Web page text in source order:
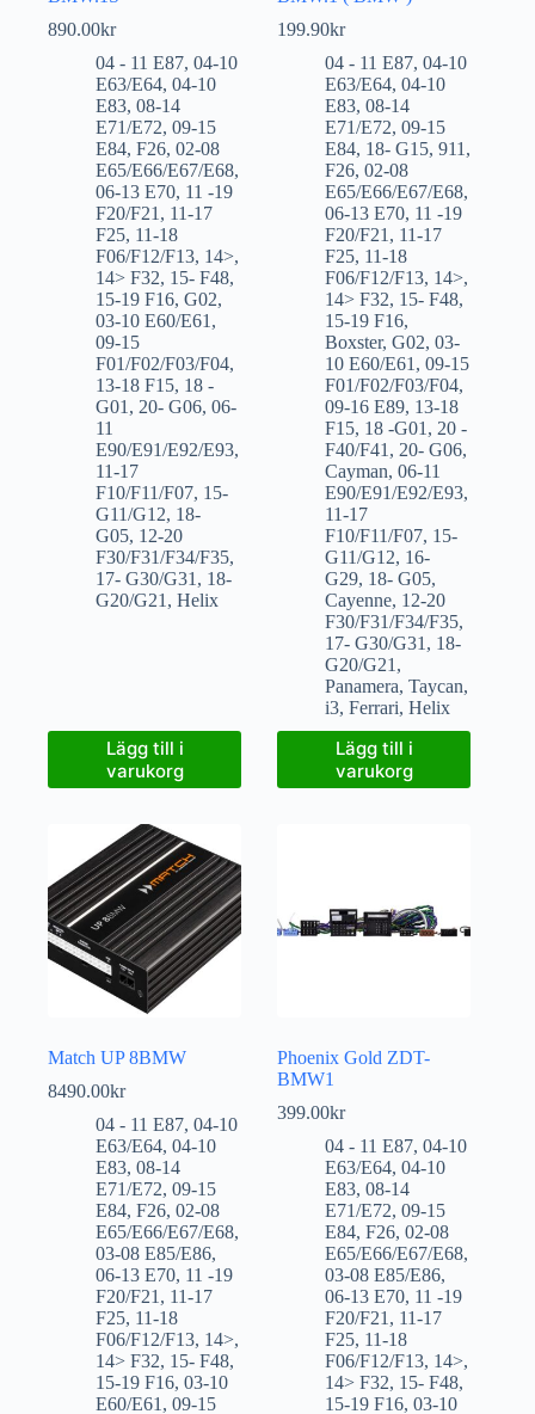
890.00kr
04 - 11 E87, 04-10
E63/E64, 04-10
E83, 08-14
E71/E72, 09-15
E84, F26, 02-08
E65/E66/E67/E68,
06-13 E70, 11 -19
F20/F21 , 11-17
F25, 11-18
F06/F12/F13, 14>,
14> F32, 15- F48,
15-19 F16, G02,
03-10 E60/E61 ,
09-15
F01/F02/F03/F04,
13-18 F15, 18 -
G01 , 20- G06, 06-
11
E90/E91/E92/E93,
11-17
F10/F11/F07, 15-
G11/G12, 18-
G05, 12-20
F30/F31/F34/F35,
17- G30/G31 , 18-
G20/G21 , Helix
Lägg till i
varukorg
199.90kr
04 - 11 E87,04-10
E63/E64,04-10
E83,08-14
E71/E72,09-15
E84, 18- G15,911 ,
F26,02-08
E65/E66/E67/E68,
06-13 E70, 11 -19
F20/F21 , 11-17
F25, 11-18
F06/F12/F13, 14>,
14> F32, 15- F48,
15-19 F16,
Boxster,G02,03-
10 E60/E61 ,09-15
F01/F02/F03/F04,
09-16 E89, 13-18
F15, 18 -G01 , 20 -
F40/F41 , 20- G06,
Cayman,06-11
E90/E91/E92/E93,
11-17
F10/F11/F07, 15-
G11/G12, 16-
G29, 18- G05,
Cayenne, 12-20
F30/F31/F34/F35,
17- G30/G31 , 18-
G20/G21 ,
Panamera,Taycan,
i3,Ferrari,Helix
Lägg till i
varukorg
Match UP 8BMW
8490.00kr
04 - 11 E87, 04-10
E63/E64, 04-10
E83, 08-14
E71/E72, 09-15
E84, F26, 02-08
E65/E66/E67/E68,
03-08 E85/E86,
06-13 E70, 11 -19
F20/F21 , 11-17
F25, 11-18
F06/F12/F13, 14>,
14> F32, 15- F48,
15-19 F16, 03-10
E60/E61 , 09-15
Phoenix Gold ZDT-
BMW1
399.00kr
04 - 11 E87,04-10
E63/E64,04-10
E83,08-14
E71/E72,09-15
E84,F26,02-08
E65/E66/E67/E68,
03-08 E85/E86,
06-13 E70, 11 -19
F20/F21 , 11-17
F25, 11-18
F06/F12/F13, 14>,
14> F32, 15- F48,
15-19 F16,03-10